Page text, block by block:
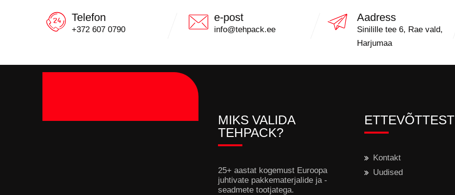
Telefon
+372 607 0790
e-post
info@tehpack.ee
Aadress
Sinilille tee 6, Rae vald,
Harjumaa
MIKS VALIDA
TEHPACK?
25+ aastat kogemust Euroopa
juhtivate pakkematerjalide ja -
seadmete tootjatega.
ETTEVÕTTEST
Kontakt
Uudised